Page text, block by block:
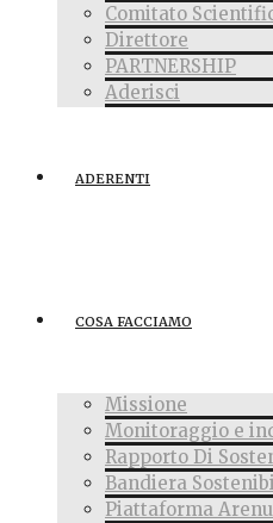
Comitato
Direttore
PARTNERSHIP
Aderisci
ADERENTI
COSA FACCIAMO
Missione
Monitoraggio e
Rapporto Di
Bandiera
Piattaforma